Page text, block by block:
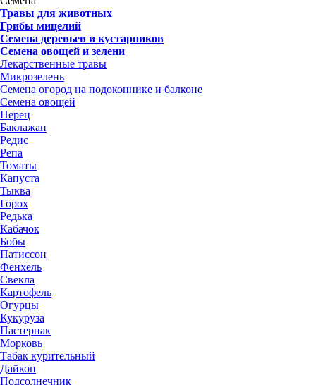
Травы для животных
Грибы мицелий
Семена деревьев и кустарников
Семена овощей и зелени
Лекарственные травы
Микрозелень
Семена огород на подоконнике и балконе
Семена овощей
Перец
Баклажан
Редис
Репа
Томаты
Капуста
Тыква
Горох
Редька
Кабачок
Бобы
Патиссон
Фенхель
Свекла
Картофель
Огурцы
Кукуруза
Пастернак
Морковь
Табак курительный
Дайкон
Подсолнечник